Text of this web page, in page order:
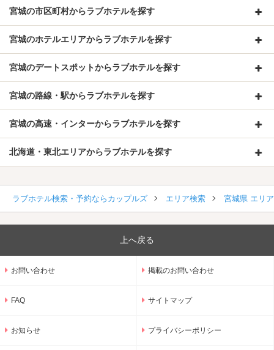
宮城の市区町村からラブホテルを探す
宮城のホテルエリアからラブホテルを探す
宮城のデートスポットからラブホテルを探す
宮城の路線・駅からラブホテルを探す
宮城の高速・インターからラブホテルを探す
北海道・東北エリアからラブホテルを探す
ラブホテル検索・予約ならカップルズ エリア検索 宮城県 エリ
上へ戻る
お問い合わせ 掲載のお問い合わせ
FAQ サイトマップ
お知らせ プライバシーポリシー